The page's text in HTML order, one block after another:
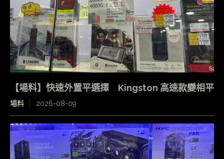
【場料】快速外置平選擇 Kingston 高速款變相平
場料 2026-08-09